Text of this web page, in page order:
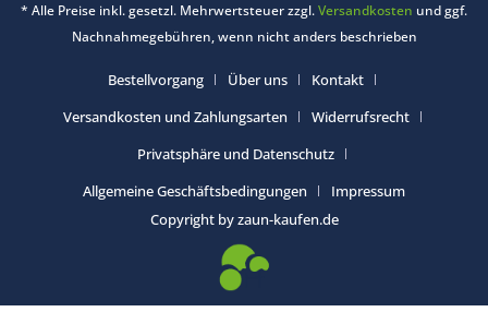
* Alle Preise inkl. gesetzl. Mehrwertsteuer zzgl.Versandkosten und ggf.
Nachnahmegebühren, wenn nicht anders beschrieben
Bestellvorgang Über uns
Kontakt
Versandkosten und Zahlungsarten
Widerrufsrecht
Privatsphäre und Datenschutz
Allgemeine Geschäftsbedingungen
Impressum
Copyright by zaun-kaufen.de